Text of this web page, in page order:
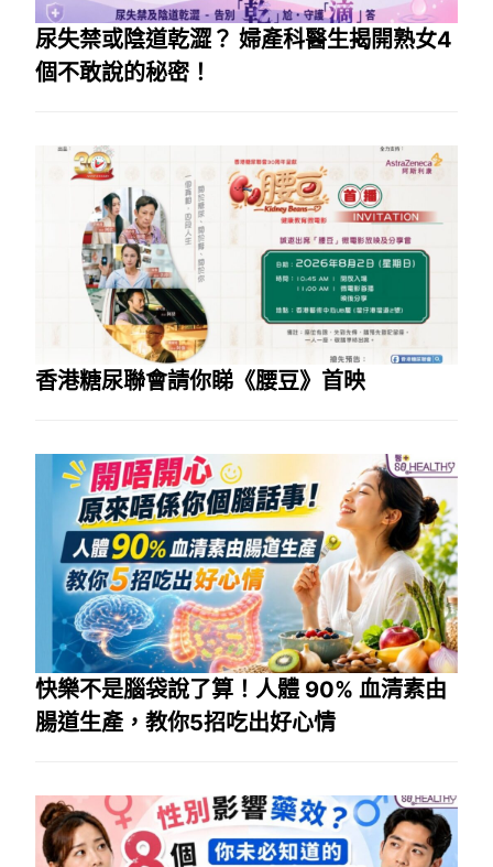
尿失禁或陰道乾澀？ 婦產科醫生揭開熟女4
個不敢說的秘密！
香港糖尿聯會請你睇《腰豆》首映
快樂不是腦袋說了算！人體 90% 血清素由
腸道生產，教你5招吃出好心情